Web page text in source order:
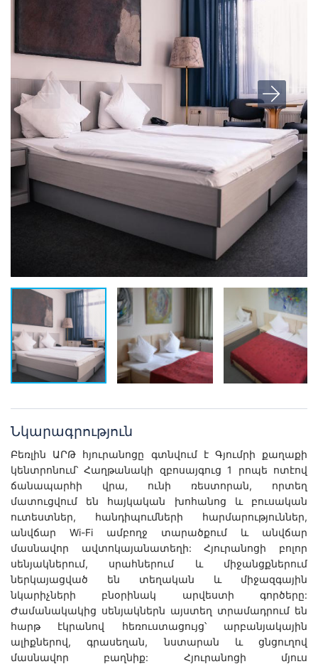
Նկարագրություն
Բեռլին ԱՐԹ հյուրանոցը գտնվում է Գյումրի քաղաքի
կենտրոնում՝ Հաղթանակի զբոսայգուց 1 րոպե ոտէով
ճանապարհի վրա, ունի ռեստորան, որտեղ
մատուցվում են հայկական խոհանոց և բուսական
ուտեստներ, հանդիպումների հարմարություններ,
անվճար Wi-Fi ամբողջ տարածքում և անվճար
մասնավոր ավտոկայանատեղի: Հյուրանոցի բոլոր
սենյակներում, սրահներում և միջանցքներում
ներկայացված են տեղական և միջազգային
նկարիչների բնօրինակ արվեստի գործերը:
Ժամանակակից սենյակներն այստեղ տրամադրում են
հարթ էկրանով հեռուստացույց՝ արբանյակային
ալիքներով, գրասեղան, նստարան և ցնցուղով
մասնավոր բաղնիք: Հյուրանոցի մյուս